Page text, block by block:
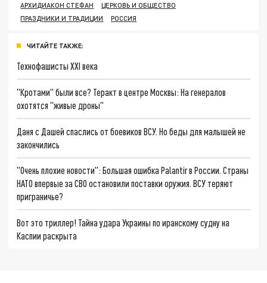
АРХИДИАКОН СТЕФАН
ЦЕРКОВЬ И ОБЩЕСТВО
ПРАЗДНИКИ И ТРАДИЦИИ
РОССИЯ
ЧИТАЙТЕ ТАКЖЕ:
Технофашисты XXI века
"Кротами" были все? Теракт в центре Москвы: На генералов
охотятся "живые дроны"
Даня с Дашей спаслись от боевиков ВСУ. Но беды для малышей не
закончились
"Очень плохие новости": Большая ошибка Palantir в России. Страны
НАТО впервые за СВО остановили поставки оружия. ВСУ теряют
приграничье?
Вот это триллер! Тайна удара Украины по иранскому судну на
Каспии раскрыта